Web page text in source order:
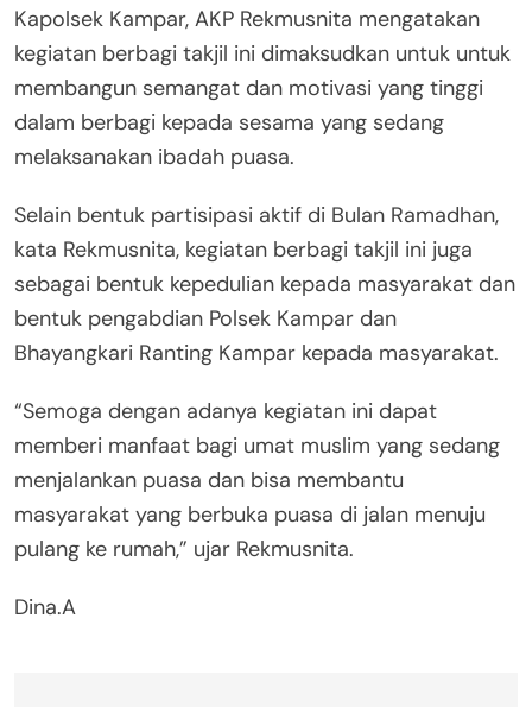
Kapolsek Kampar, AKP Rekmusnita mengatakan
kegiatan berbagi takjil ini dimaksudkan untuk untuk
membangun semangat dan motivasi yang tinggi
dalam berbagi kepada sesama yang sedang
melaksanakan ibadah puasa.
Selain bentuk partisipasi aktif di Bulan Ramadhan,
kata Rekmusnita, kegiatan berbagi takjil ini juga
sebagai bentuk kepedulian kepada masyarakat dan
bentuk pengabdian Polsek Kampar dan
Bhayangkari Ranting Kampar kepada masyarakat.
“Semoga dengan adanya kegiatan ini dapat
memberi manfaat bagi umat muslim yang sedang
menjalankan puasa dan bisa membantu
masyarakat yang berbuka puasa di jalan menuju
pulang ke rumah,” ujar Rekmusnita.
Dina.A